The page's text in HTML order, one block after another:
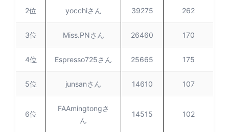
2位 yocchiさん 39275 262
3位 Miss.PNさん 26460 170
4位 Espresso725さん 25665 175
5位 junsanさん 14610 107
6位
FAAmingtongさ
ん
14515 102